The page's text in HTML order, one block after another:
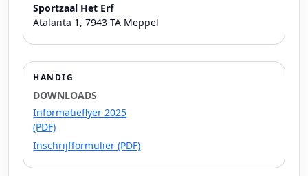
Sportzaal Het Erf
Atalanta 1, 7943 TA Meppel
HANDIG
DOWNLOADS
Informatieflyer 2025
(PDF)
Inschrijfformulier (PDF)